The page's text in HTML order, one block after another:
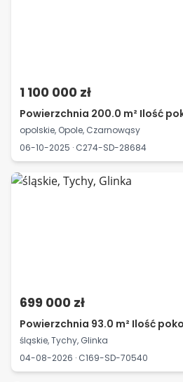
1 100 000 zł
Powierzchnia 200.0 m² Ilość
opolskie, Opole, Czarnowąsy
06-10-2025 · C274-SD-28684
699 000 zł
Powierzchnia 93.0 m² Ilość
śląskie, Tychy, Glinka
04-08-2026 · C169-SD-70540